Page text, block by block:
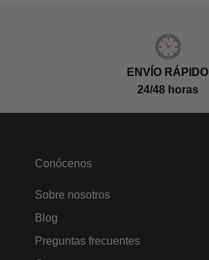
ENVÍO RÁPIDO
24/48 horas
Conócenos
Sobre nosotros
Blog
Preguntas frecuentes